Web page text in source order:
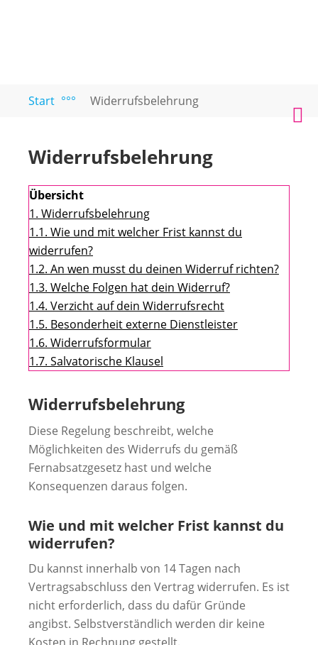
PAARTEXT
Coaching
und
Start °°° Widerrufsbelehrung
Widerrufsbelehrung
Übersicht
1. Widerrufsbelehrung
1.1. Wie und mit welcher Frist kannst du
widerrufen?
1.2. An wen musst du deinen Widerruf richten?
1.3. Welche Folgen hat dein Widerruf?
1.4. Verzicht auf dein Widerrufsrecht
1.5. Besonderheit externe Dienstleister
1.6. Widerrufsformular
1.7. Salvatorische Klausel
Widerrufsbelehrung
Diese Regelung beschreibt, welche
Möglichkeiten des Widerrufs du gemäß
Fernabsatzgesetz hast und welche
Konsequenzen daraus folgen.
Wie und mit welcher Frist kannst du
widerrufen?
Du kannst innerhalb von 14 Tagen nach
Vertragsabschluss den Vertrag widerrufen. Es ist
nicht erforderlich, dass du dafür Gründe
angibst. Selbstverständlich werden dir keine